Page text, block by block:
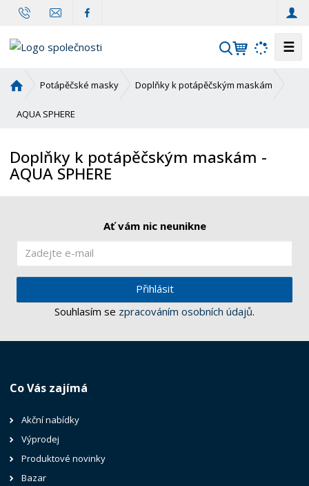
V
h
a
t
☰
o
í
s
a
Potápěčské masky Doplňky k potápěčským maskám
AQUA SPHERE
Doplňky k potápěčským maskám -
AQUA SPHERE
Ať vám nic neunikne
Přihlásit
Souhlasím se zpracováním osobních údajů.
Co Vás zajímá
Akční nabídky
Výprodej
Produktové novinky
Bazar